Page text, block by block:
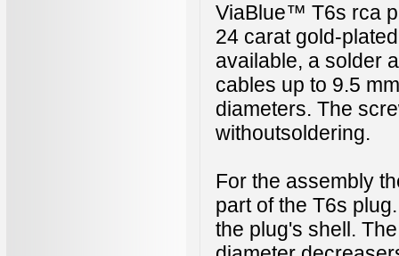
ViaBlue™ T6s rca
24 carat gold-
available, a solder
cables up to 9.5
diameters. The
withoutsoldering.
For the assembly
part of the T6s
the plug's shell.